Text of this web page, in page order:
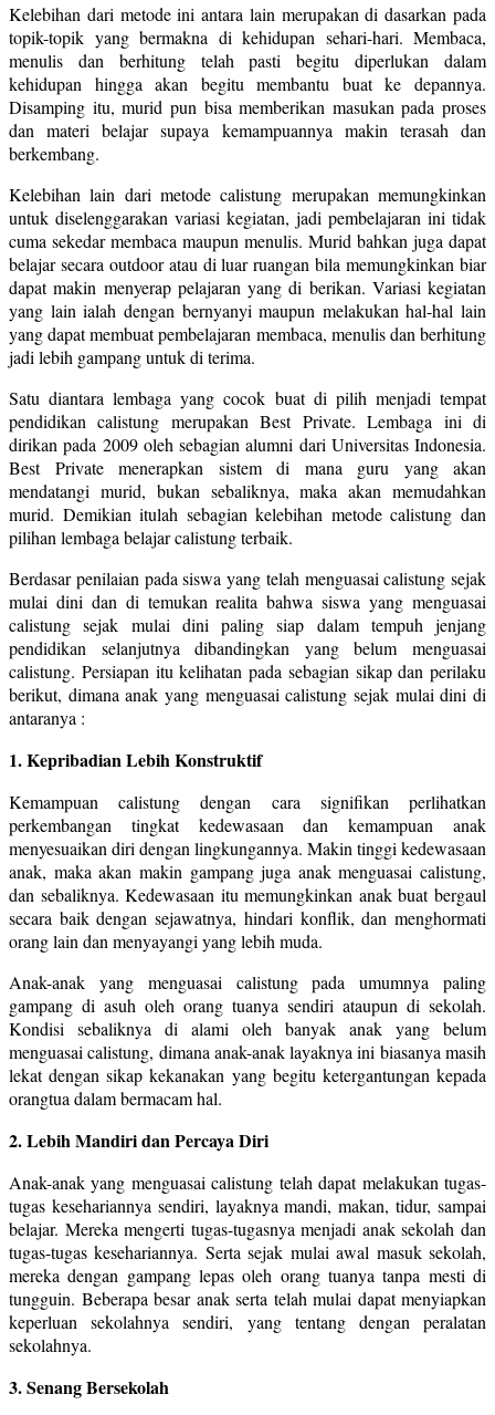
Kelebihan dari metode ini antara lain merupakan di dasarkan pada
topik-topik yang bermakna di kehidupan sehari-hari. Membaca,
menulis dan berhitung telah pasti begitu diperlukan dalam
kehidupan hingga akan begitu membantu buat ke depannya.
Disamping itu, murid pun bisa memberikan masukan pada proses
dan materi belajar supaya kemampuannya makin terasah dan
berkembang.
Kelebihan lain dari metode calistung merupakan memungkinkan
untuk diselenggarakan variasi kegiatan, jadi pembelajaran ini tidak
cuma sekedar membaca maupun menulis. Murid bahkan juga dapat
belajar secara outdoor atau di luar ruangan bila memungkinkan biar
dapat makin menyerap pelajaran yang di berikan. Variasi kegiatan
yang lain ialah dengan bernyanyi maupun melakukan hal-hal lain
yang dapat membuat pembelajaran membaca, menulis dan berhitung
jadi lebih gampang untuk di terima.
Satu diantara lembaga yang cocok buat di pilih menjadi tempat
pendidikan calistung merupakan Best Private. Lembaga ini di
dirikan pada 2009 oleh sebagian alumni dari Universitas Indonesia.
Best Private menerapkan sistem di mana guru yang akan
mendatangi murid, bukan sebaliknya, maka akan memudahkan
murid. Demikian itulah sebagian kelebihan metode calistung dan
pilihan lembaga belajar calistung terbaik.
Berdasar penilaian pada siswa yang telah menguasai calistung sejak
mulai dini dan di temukan realita bahwa siswa yang menguasai
calistung sejak mulai dini paling siap dalam tempuh jenjang
pendidikan selanjutnya dibandingkan yang belum menguasai
calistung. Persiapan itu kelihatan pada sebagian sikap dan perilaku
berikut, dimana anak yang menguasai calistung sejak mulai dini di
antaranya :
1. Kepribadian Lebih Konstruktif
Kemampuan calistung dengan cara signifikan perlihatkan
perkembangan tingkat kedewasaan dan kemampuan anak
menyesuaikan diri dengan lingkungannya. Makin tinggi kedewasaan
anak, maka akan makin gampang juga anak menguasai calistung,
dan sebaliknya. Kedewasaan itu memungkinkan anak buat bergaul
secara baik dengan sejawatnya, hindari konflik, dan menghormati
orang lain dan menyayangi yang lebih muda.
Anak-anak yang menguasai calistung pada umumnya paling
gampang di asuh oleh orang tuanya sendiri ataupun di sekolah.
Kondisi sebaliknya di alami oleh banyak anak yang belum
menguasai calistung, dimana anak-anak layaknya ini biasanya masih
lekat dengan sikap kekanakan yang begitu ketergantungan kepada
orangtua dalam bermacam hal.
2. Lebih Mandiri dan Percaya Diri
Anak-anak yang menguasai calistung telah dapat melakukan tugas-
tugas kesehariannya sendiri, layaknya mandi, makan, tidur, sampai
belajar. Mereka mengerti tugas-tugasnya menjadi anak sekolah dan
tugas-tugas kesehariannya. Serta sejak mulai awal masuk sekolah,
mereka dengan gampang lepas oleh orang tuanya tanpa mesti di
tungguin. Beberapa besar anak serta telah mulai dapat menyiapkan
keperluan sekolahnya sendiri, yang tentang dengan peralatan
sekolahnya.
3. Senang Bersekolah